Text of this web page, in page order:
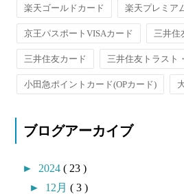
楽天ゴールドカード 楽天プレミア
京王パスポートVISAカード 三井住
三井住友カード 三井住友トラスト
小田急ポイントカード(OPカード)
ブログアーカイブ
► 2024( 23 )
► 12月( 3 )